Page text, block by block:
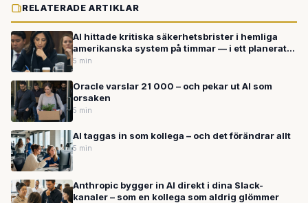
RELATERADE ARTIKLAR
AI hittade kritiska säkerhetsbrister i hemliga
amerikanska system på timmar — i ett planerat
test
5 min
Oracle varslar 21 000 – och pekar ut AI som
orsaken
5 min
AI taggas in som kollega – och det förändrar allt
5 min
Anthropic bygger in AI direkt i dina Slack-
kanaler – som en kollega som aldrig glömmer